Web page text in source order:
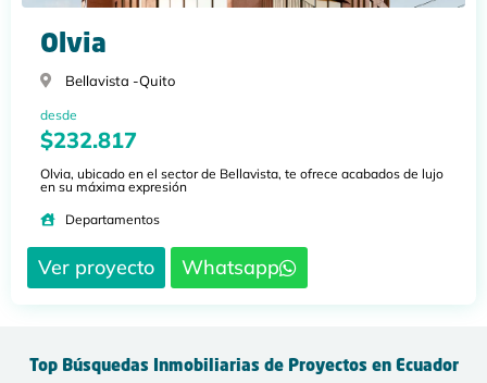
Olvia
Bellavista -Quito
desde
$232.817
Olvia, ubicado en el sector de Bellavista, te ofrece acabados de lujo
en su máxima expresión
Departamentos
Ver proyecto Whatsapp
Top Búsquedas Inmobiliarias de Proyectos en Ecuador